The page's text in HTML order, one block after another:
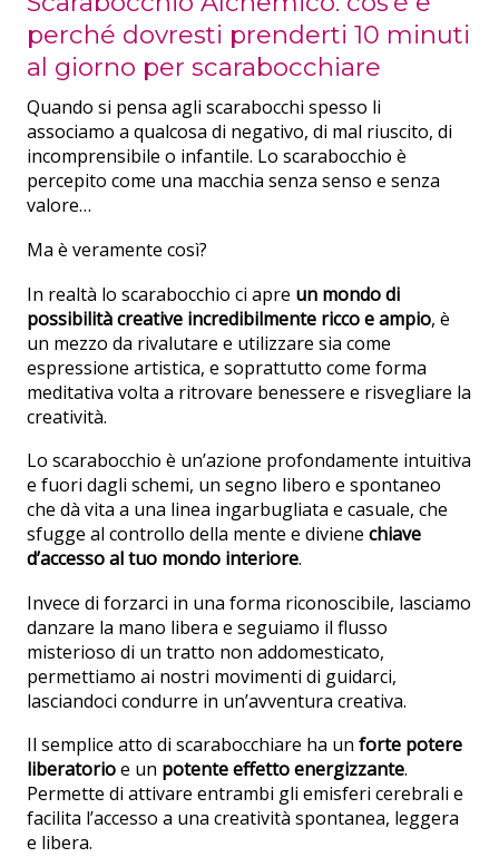
perché dovresti prenderti 10 minuti
al giorno per scarabocchiare
Quando si pensa agli scarabocchi spesso li
associamo a qualcosa di negativo, di mal riuscito, di
incomprensibile o infantile. Lo scarabocchio è
percepito come una macchia senza senso e senza
valore…
Ma è veramente così?
In realtà lo scarabocchio ci apre un mondo di
possibilità creative incredibilmente ricco e ampio, è
un mezzo da rivalutare e utilizzare sia come
espressione artistica, e soprattutto come forma
meditativa volta a ritrovare benessere e risvegliare la
creatività.
Lo scarabocchio è un’azione profondamente intuitiva
e fuori dagli schemi, un segno libero e spontaneo
che dà vita a una linea ingarbugliata e casuale, che
sfugge al controllo della mente e diviene chiave
d’accesso al tuo mondo interiore.
Invece di forzarci in una forma riconoscibile, lasciamo
danzare la mano libera e seguiamo il flusso
misterioso di un tratto non addomesticato,
permettiamo ai nostri movimenti di guidarci,
lasciandoci condurre in un’avventura creativa.
Il semplice atto di scarabocchiare ha un forte potere
liberatorioe un potente effetto energizzante.
Permette di attivare entrambi gli emisferi cerebrali e
facilita l’accesso a una creatività spontanea, leggera
e libera.